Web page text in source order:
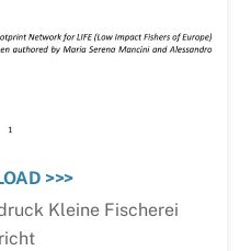
>>>
Kleine Fischerei